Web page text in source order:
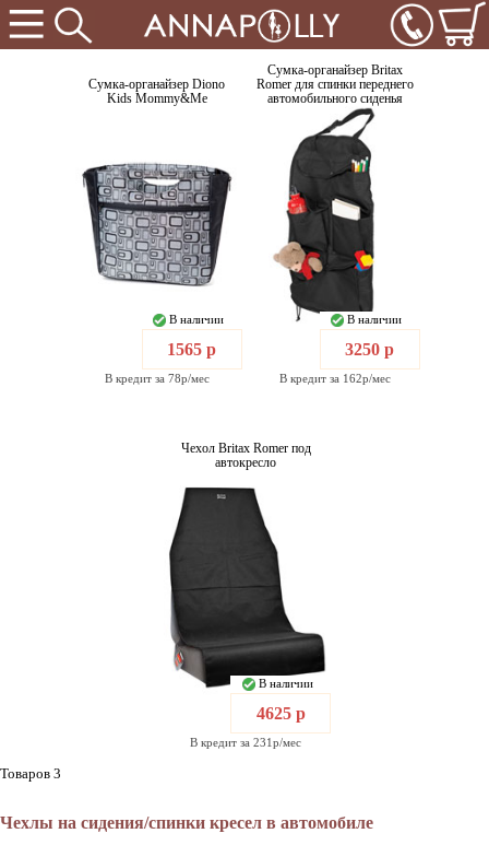
Сумка-органайзер Diono
Kids Mommy&Me
В наличии
1565 р
В кредит за 78р/мес
Сумка-органайзер Britax
Romer для спинки переднего
автомобильного сиденья
В наличии
3250 р
В кредит за 162р/мес
Чехол Britax Romer под
автокресло
В наличии
4625 р
В кредит за 231р/мес
Товаров 3
Чехлы на сидения/спинки кресел в автомобиле